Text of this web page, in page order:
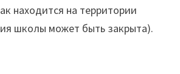
находится на территории
школы может быть закрыта).